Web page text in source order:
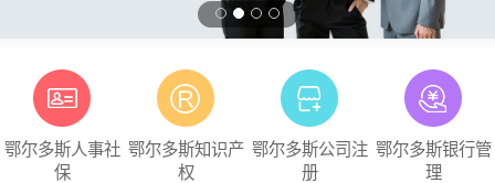
鄂尔多斯人事社
保
鄂尔多斯知识产
权
鄂尔多斯公司注
册
鄂尔多斯银行管
理